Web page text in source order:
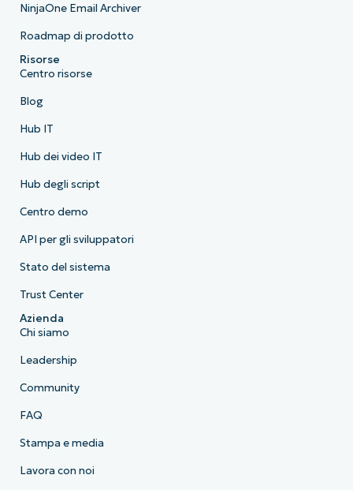
NinjaOne Email Archiver
Roadmap di prodotto
Risorse
Centro risorse
Blog
Hub IT
Hub dei video IT
Hub degli script
Centro demo
API per gli sviluppatori
Stato del sistema
Trust Center
Azienda
Chi siamo
Leadership
Community
FAQ
Stampa e media
Lavora con noi